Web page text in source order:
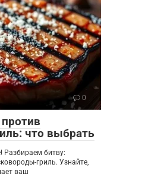
0
что выбрать
Разбираем битву:
гриль. Узнайте,
ваш